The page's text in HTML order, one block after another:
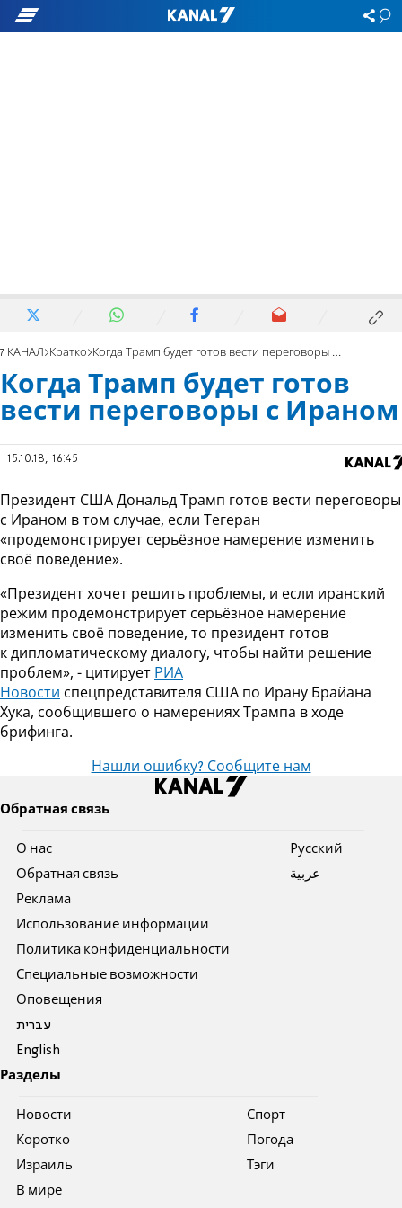
7 КАНАЛ Кратко Когда Трамп будет готов вести переговоры с Ираном
Когда Трамп будет готов
вести переговоры с Ираном
15.10.18, 16:45
Президент США Дональд Трамп готов вести переговоры
с Ираном в том случае, если Тегеран
«продемонстрирует серьёзное намерение изменить
своё поведение».
«Президент хочет решить проблемы, и если иранский
режим продемонстрирует серьёзное намерение
изменить своё поведение, то президент готов
к дипломатическому диалогу, чтобы найти решение
проблем», - цитирует РИА
Новости спецпредставителя США по Ирану Брайана
Хука, сообщившего о намерениях Трампа в ходе
брифинга.
Нашли ошибку? Сообщите нам
Обратная связь
О нас
Обратная связь
Реклама
Использование информации
Политика конфиденциальности
Специальные возможности
Оповещения
עברית
English
Pусский
عربية
Разделы
Новости
Коротко
Израиль
В мире
Спорт
Погода
Тэги